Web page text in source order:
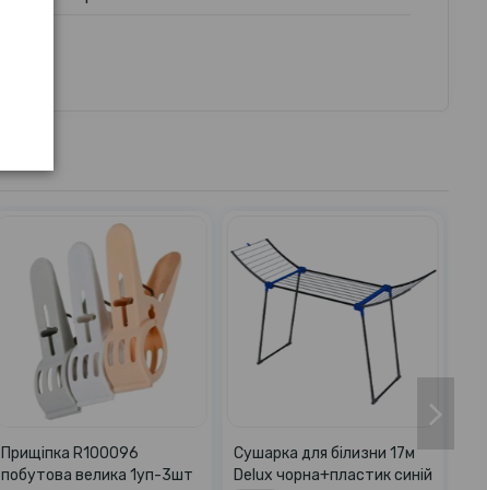
Прищіпка R100096
побутова велика 1уп-3шт
Сушарка для білизни 17м
Delux чорна+пластик синій